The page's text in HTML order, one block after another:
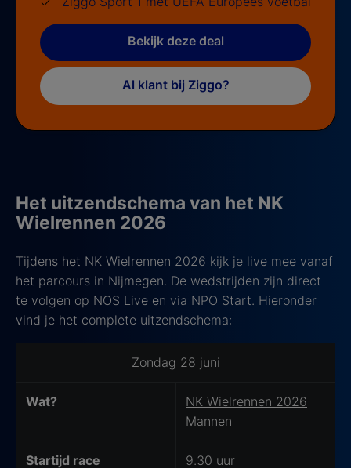
Bekijk deze deal
Al klant bij Ziggo?
Het uitzendschema van het NK
Wielrennen 2026
Tijdens het NK Wielrennen 2026 kijk je live mee vanaf
het parcours in Nijmegen. De wedstrijden zijn direct
te volgen op NOS Live en via NPO Start. Hieronder
vind je het complete uitzendschema:
Zondag 28 juni
Wat?
NK Wielrennen 2026
Mannen
Startijd race 9.30 uur